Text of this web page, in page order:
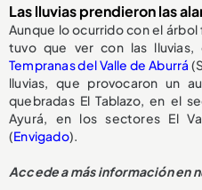
Las lluvias prendieron las
Aunque lo ocurrido con el
tuvo que ver con las lluvias,
Tempranas del Valle de Aburrá
lluvias, que provocaron un
quebradas El Tablazo, en el
Ayurá, en los sectores El
(Envigado).
Accede a más información en